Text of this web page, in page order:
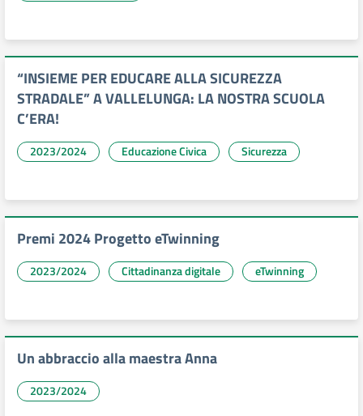
“INSIEME PER EDUCARE ALLA SICUREZZA
STRADALE” A VALLELUNGA: LA NOSTRA SCUOLA
C’ERA!
2023/2024 Educazione Civica Sicurezza
Premi 2024 Progetto eTwinning
2023/2024 Cittadinanza digitale eTwinning
Un abbraccio alla maestra Anna
2023/2024